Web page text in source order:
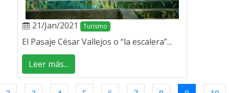
21/Jan/2021 Turismo
El Pasaje César Vallejos o “la escalera”...
Leer más...